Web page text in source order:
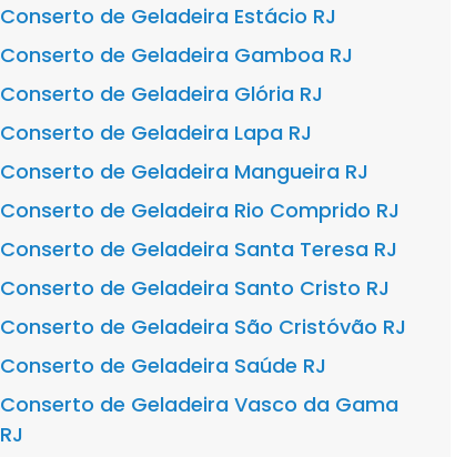
Conserto de Geladeira Estácio RJ
Conserto de Geladeira Gamboa RJ
Conserto de Geladeira Glória RJ
Conserto de Geladeira Lapa RJ
Conserto de Geladeira Mangueira RJ
Conserto de Geladeira Rio Comprido RJ
Conserto de Geladeira Santa Teresa RJ
Conserto de Geladeira Santo Cristo RJ
Conserto de Geladeira São Cristóvão RJ
Conserto de Geladeira Saúde RJ
Conserto de Geladeira Vasco da Gama
RJ